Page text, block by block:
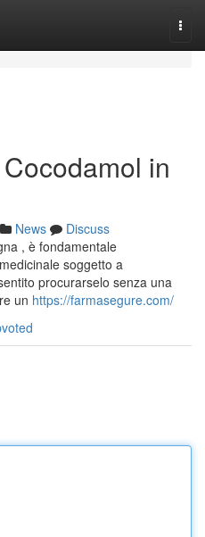
in
News
Discuss
, è fondamentale
soggetto a
procurarselo senza una
un https://farmasegure.com/